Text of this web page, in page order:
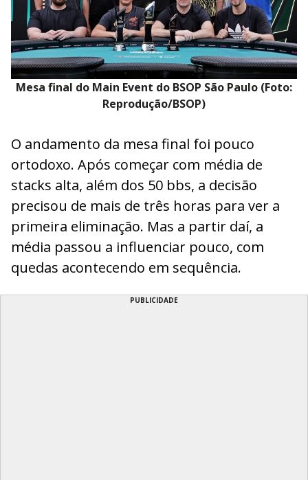
Mesa final do Main Event do BSOP São Paulo (Foto:
Reprodução/BSOP)
O andamento da mesa final foi pouco
ortodoxo. Após começar com média de
stacks alta, além dos 50 bbs, a decisão
precisou de mais de três horas para ver a
primeira eliminação. Mas a partir daí, a
média passou a influenciar pouco, com
quedas acontecendo em sequência.
PUBLICIDADE